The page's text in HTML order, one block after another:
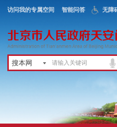
访问我的专属空间 智能问答 无障
搜本网